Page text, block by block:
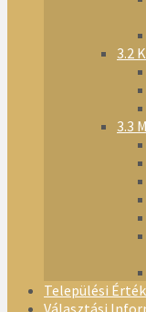
3.2
3.3
Települési
Választási